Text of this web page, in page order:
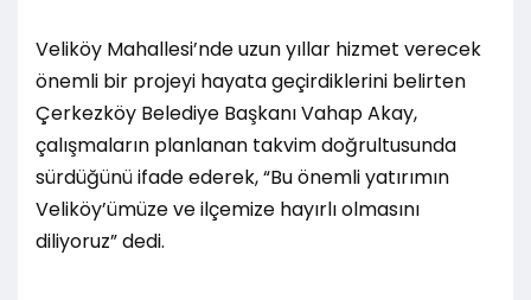
Veliköy Mahallesi’nde uzun yıllar hizmet verecek
önemli bir projeyi hayata geçirdiklerini belirten
Çerkezköy Belediye Başkanı Vahap Akay,
çalışmaların planlanan takvim doğrultusunda
sürdüğünü ifade ederek, “Bu önemli yatırımın
Veliköy’ümüze ve ilçemize hayırlı olmasını
diliyoruz” dedi.